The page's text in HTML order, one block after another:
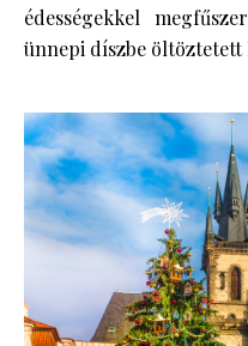
édességekkel
ünnepi díszbe